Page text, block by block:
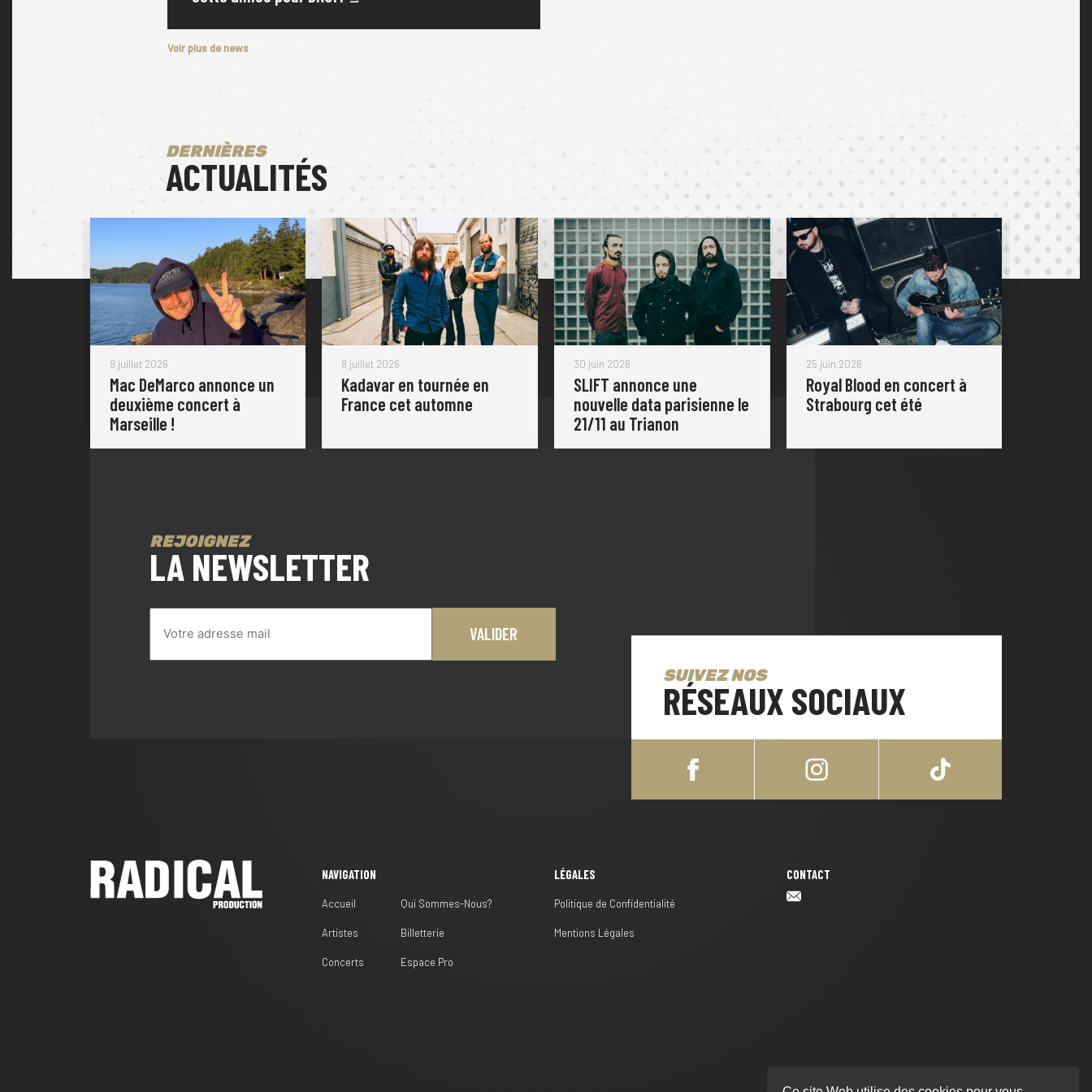
affirmant la réputation live du projet sur la scène
Voir plus de news
DERNIÈRES
ACTUALITÉS
9 juillet 2026
Mac DeMarco annonce un
deuxième concert à
Marseille !
8 juillet 2026
Kadavar en tournée en
France cet automne
30 juin 2026
SLIFT annonce une
nouvelle data parisienne le
21/11 au Trianon
25 juin 2026
Royal Blood en concert à
Strabourg cet été
REJOIGNEZ
LA NEWSLETTER
SUIVEZ NOS
RÉSEAUX SOCIAUX
NAVIGATION
Accueil
Artistes
Concerts
Qui Sommes-Nous?
Billetterie
Espace Pro
LÉGALES
Politique de Confidentialité
Mentions Légales
CONTACT